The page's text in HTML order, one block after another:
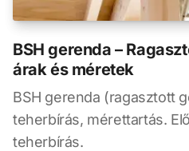
BSH gerenda –
árak és méretek
BSH gerenda (ragasztott
teherbírás, mérettartás.
teherbírás.